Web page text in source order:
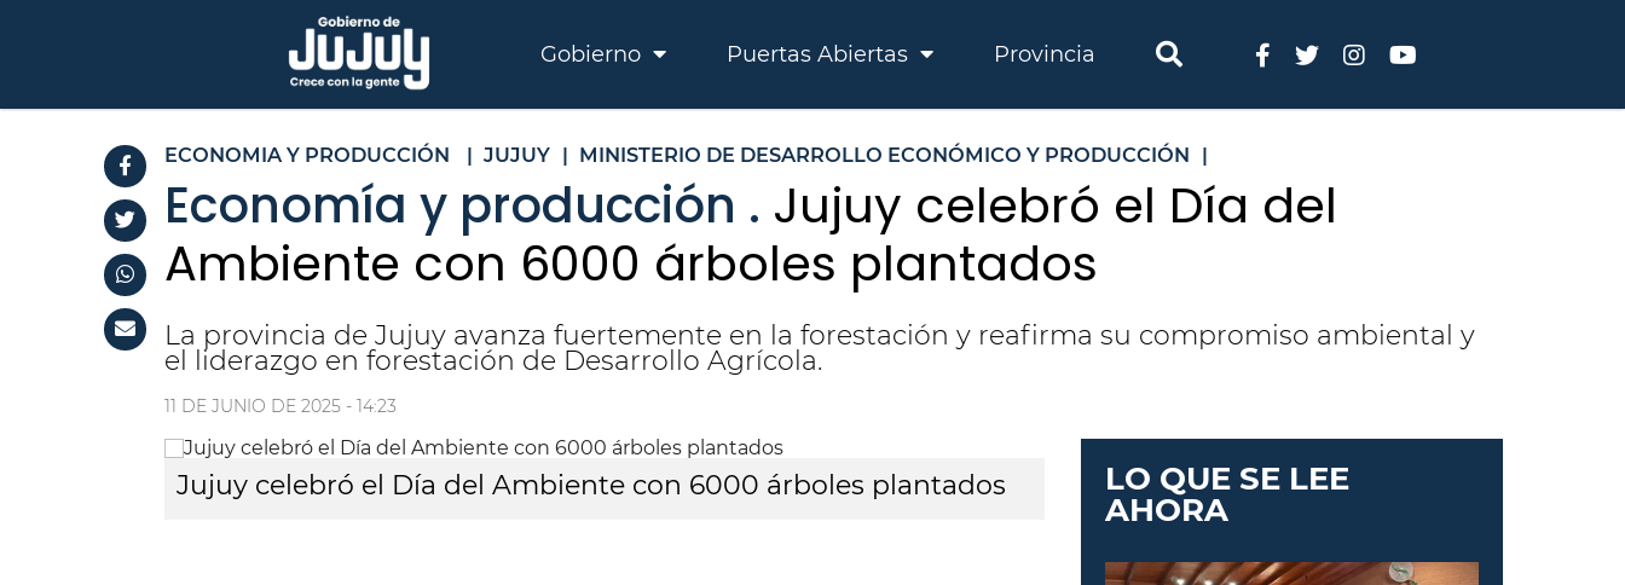
Gobierno Puertas Abiertas Provincia
ECONOMIA Y PRODUCCIÓN | JUJUY | MINISTERIO DE DESARROLLO ECONÓMICO Y PRODUCCIÓN |
Economía y producción . Jujuy celebró el Día del
Ambiente con 6000 árboles plantados
La provincia de Jujuy avanza fuertemente en la forestación y reafirma su compromiso ambiental y
el liderazgo en forestación de Desarrollo Agrícola.
11 DE JUNIO DE 2025 - 14:23
Jujuy celebró el Día del Ambiente con 6000 árboles plantados
LO QUE SE LEE
AHORA